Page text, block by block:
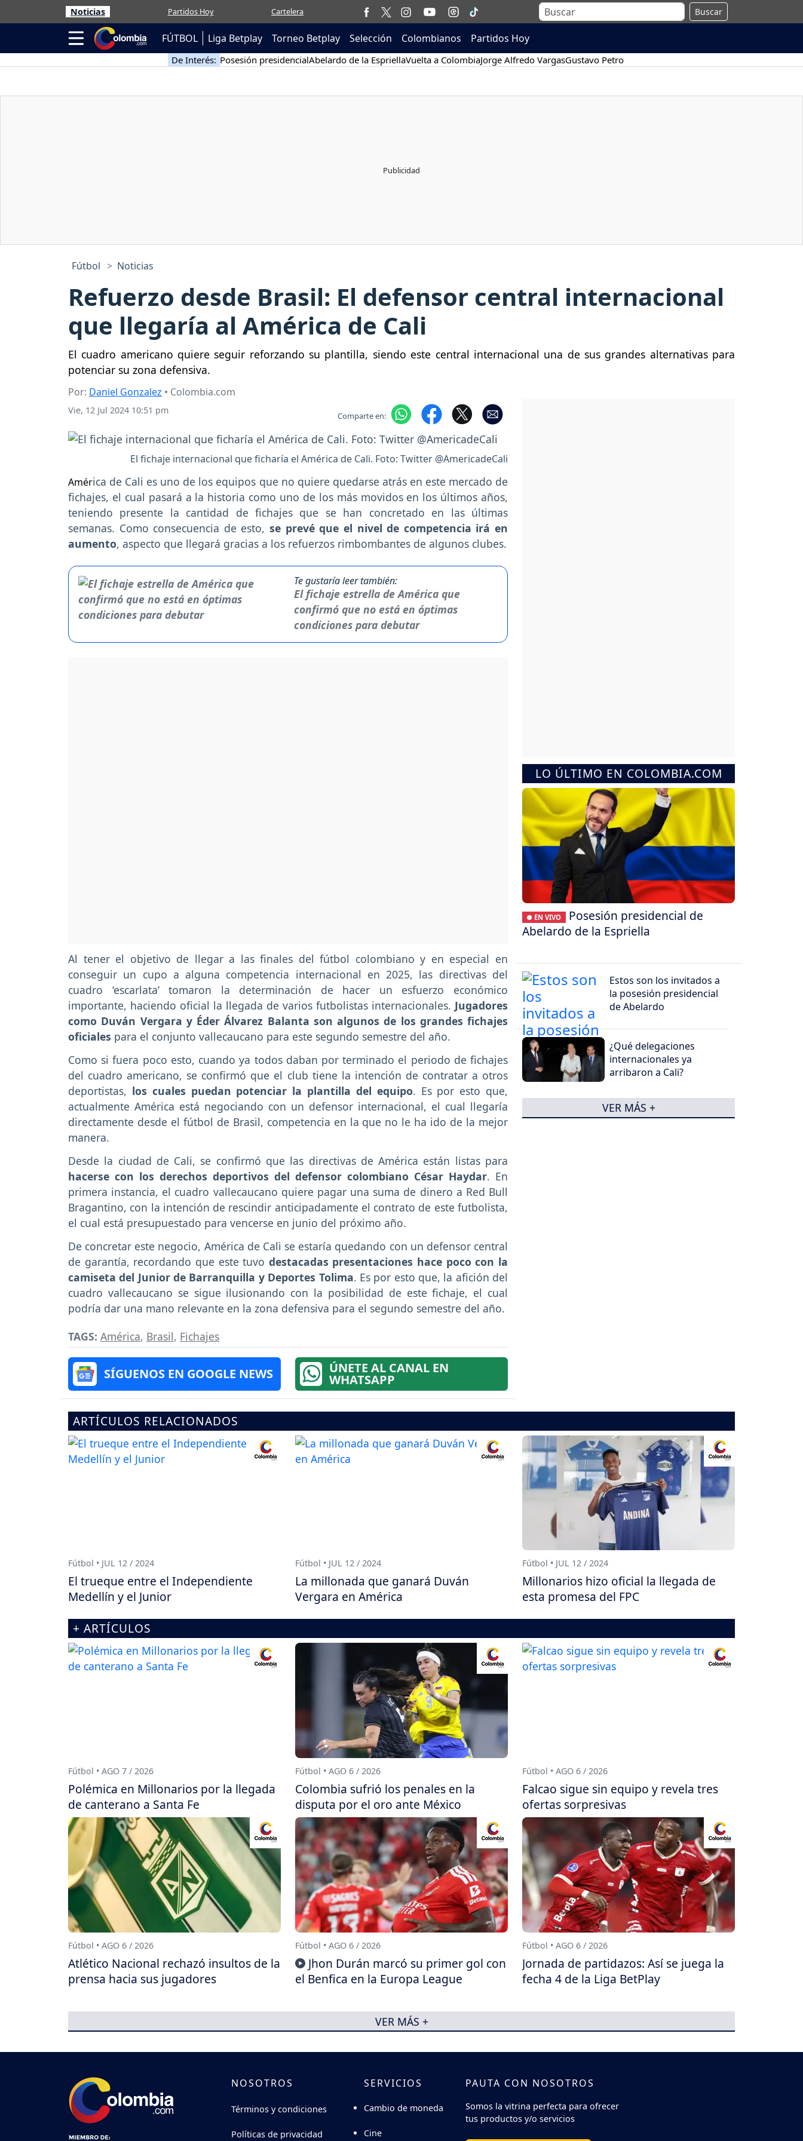
Noticias Partidos Hoy Cartelera Buscar
FÚTBOL Liga Betplay Torneo Betplay Selección Colombianos Partidos Hoy
De Interés: Posesión presidencialAbelardo de la EspriellaVuelta a ColombiaJorge Alfredo VargasGustavo Petro
Fútbol Noticias
Refuerzo desde Brasil: El defensor central internacional
que llegaría al América de Cali
El cuadro americano quiere seguir reforzando su plantilla, siendo este central internacional una de sus grandes alternativas para
potenciar su zona defensiva.
Por: Daniel Gonzalez • Colombia.com
Vie, 12 Jul 2024 10:51 pm Comparte en:
El fichaje internacional que ficharía el América de Cali. Foto: Twitter @AmericadeCali
América de Cali es uno de los equipos que no quiere quedarse atrás en este mercado de
fichajes, el cual pasará a la historia como uno de los más movidos en los últimos años,
teniendo presente la cantidad de fichajes que se han concretado en las últimas
semanas. Como consecuencia de esto,se prevé que el nivel de competencia irá en
aumento, aspecto que llegará gracias a los refuerzos rimbombantes de algunos clubes.
Te gustaría leer también:
El fichaje estrella de América que
confirmó que no está en óptimas
condiciones para debutar
Al tener el objetivo de llegar a las finales del fútbol colombiano y en especial en
conseguir un cupo a alguna competencia internacional en 2025, las directivas del
cuadro ‘escarlata’ tomaron la determinación de hacer un esfuerzo económico
importante, haciendo oficial la llegada de varios futbolistas internacionales. Jugadores
como Duván Vergara y Éder Álvarez Balanta son algunos de los grandes fichajes
oficiales para el conjunto vallecaucano para este segundo semestre del año.
Como si fuera poco esto, cuando ya todos daban por terminado el periodo de fichajes
del cuadro americano, se confirmó que el club tiene la intención de contratar a otros
deportistas, los cuales puedan potenciar la plantilla del equipo. Es por esto que,
actualmente América está negociando con un defensor internacional, el cual llegaría
directamente desde el fútbol de Brasil, competencia en la que no le ha ido de la mejor
manera.
Desde la ciudad de Cali, se confirmó que las directivas de América están listas para
hacerse con los derechos deportivos del defensor colombiano César Haydar. En
primera instancia, el cuadro vallecaucano quiere pagar una suma de dinero a Red Bull
Bragantino, con la intención de rescindir anticipadamente el contrato de este futbolista,
el cual está presupuestado para vencerse en junio del próximo año.
De concretar este negocio, América de Cali se estaría quedando con un defensor central
de garantía, recordando que este tuvo destacadas presentaciones hace poco con la
camiseta del Junior de Barranquilla y Deportes Tolima. Es por esto que, la afición del
cuadro vallecaucano se sigue ilusionando con la posibilidad de este fichaje, el cual
podría dar una mano relevante en la zona defensiva para el segundo semestre del año.
TAGS: América, Brasil, Fichajes
SÍGUENOS EN GOOGLE NEWS ÚNETE AL CANAL EN
WHATSAPP
LO ÚLTIMO EN COLOMBIA.COM
● EN VIVO
Posesión presidencial de
Abelardo de la Espriella
Estos son los invitados a
la posesión presidencial
de Abelardo
¿Qué delegaciones
internacionales ya
arribaron a Cali?
VER MÁS +
ARTÍCULOS RELACIONADOS
Fútbol • JUL 12 / 2024
El trueque entre el Independiente
Medellín y el Junior
Fútbol • JUL 12 / 2024
La millonada que ganará Duván
Vergara en América
Fútbol • JUL 12 / 2024
Millonarios hizo oficial la llegada de
esta promesa del FPC
+ ARTÍCULOS
Fútbol • AGO 7 / 2026
Polémica en Millonarios por la llegada
de canterano a Santa Fe
Fútbol • AGO 6 / 2026
Colombia sufrió los penales en la
disputa por el oro ante México
Fútbol • AGO 6 / 2026
Falcao sigue sin equipo y revela tres
ofertas sorpresivas
Fútbol • AGO 6 / 2026
Atlético Nacional rechazó insultos de la
prensa hacia sus jugadores
Fútbol • AGO 6 / 2026
Jhon Durán marcó su primer gol con
el Benfica en la Europa League
Fútbol • AGO 6 / 2026
Jornada de partidazos: Así se juega la
fecha 4 de la Liga BetPlay
VER MÁS +
NOSOTROS
Términos y condiciones
Políticas de privacidad
SERVICIOS
Cambio de moneda
Cine
PAUTA CON NOSOTROS
Somos la vitrina perfecta para ofrecer
tus productos y/o servicios